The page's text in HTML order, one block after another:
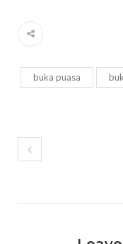
buka puasa